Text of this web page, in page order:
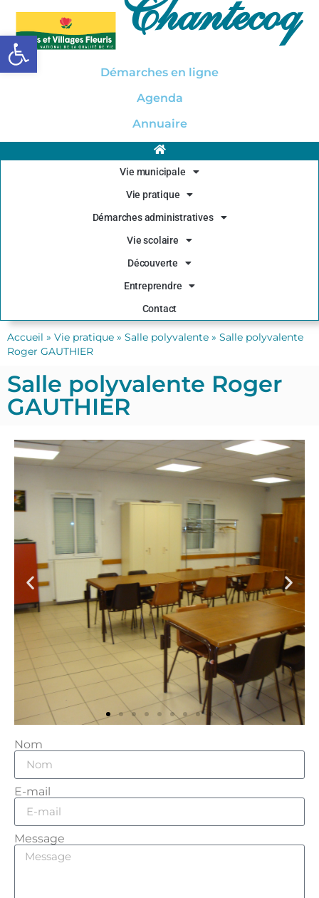
Ouvrir la barre d’outils
Démarches en ligne
Agenda
Annuaire
Vie municipale
Vie pratique
Démarches administratives
Vie scolaire
Découverte
Entreprendre
Contact
Accueil » Vie pratique » Salle polyvalente » Salle polyvalente
Roger GAUTHIER
Salle polyvalente Roger
GAUTHIER
Nom
E-mail
Message